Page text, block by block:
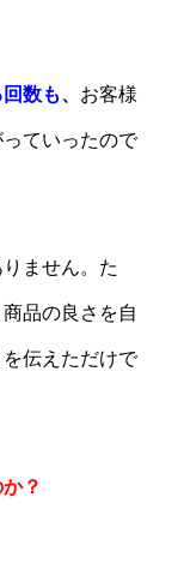
数も、 お客様
ていったので
ません。た
品の良さを自
伝えただけで
？